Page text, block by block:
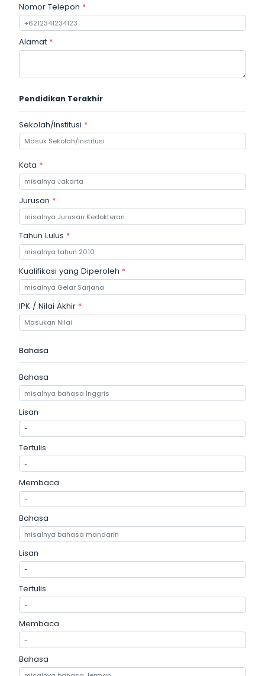
Nomor Telepon *
Alamat *
Pendidikan Terakhir
Sekolah/Institusi *
Kota *
Jurusan *
Tahun Lulus *
Kualifikasi yang Diperoleh *
IPK / Nilai Akhir *
Bahasa
Bahasa
Lisan
Tertulis
Membaca
Bahasa
Lisan
Tertulis
Membaca
Bahasa